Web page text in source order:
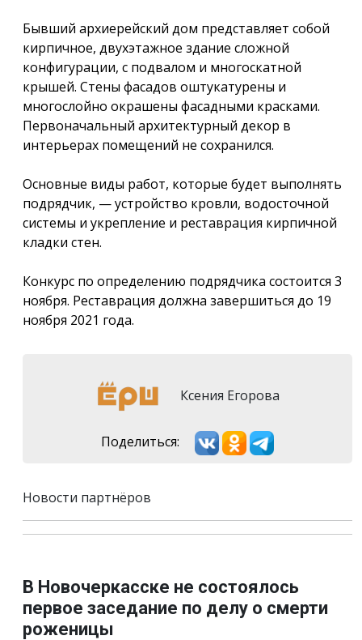
Бывший архиерейский дом представляет собой
кирпичное, двухэтажное здание сложной
конфигурации, с подвалом и многоскатной
крышей. Стены фасадов оштукатурены и
многослойно окрашены фасадными красками.
Первоначальный архитектурный декор в
интерьерах помещений не сохранился.
Основные виды работ, которые будет выполнять
подрядчик, — устройство кровли, водосточной
системы и укрепление и реставрация кирпичной
кладки стен.
Конкурс по определению подрядчика состоится 3
ноября. Реставрация должна завершиться до 19
ноября 2021 года.
Ксения Егорова
Поделиться:
Новости партнёров
В Новочеркасске не состоялось
первое заседание по делу о смерти
роженицы